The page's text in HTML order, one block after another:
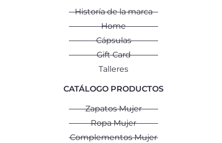
Historía de la marca
Home
Cápsulas
Gift Card
Talleres
CATÁLOGO PRODUCTOS
Zapatos Mujer
Ropa Mujer
Complementos Mujer